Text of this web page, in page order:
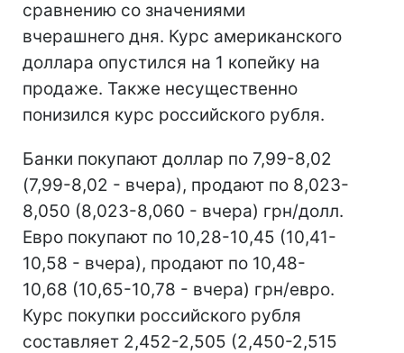
сравнению со значениями
вчерашнего дня. Курс американского
доллара опустился на 1 копейку на
продаже. Также несущественно
понизился курс российского рубля.
Банки покупают доллар по 7,99-8,02
(7,99-8,02 - вчера), продают по 8,023-
8,050 (8,023-8,060 - вчера) грн/долл.
Евро покупают по 10,28-10,45 (10,41-
10,58 - вчера), продают по 10,48-
10,68 (10,65-10,78 - вчера) грн/евро.
Курс покупки российского рубля
составляет 2,452-2,505 (2,450-2,515